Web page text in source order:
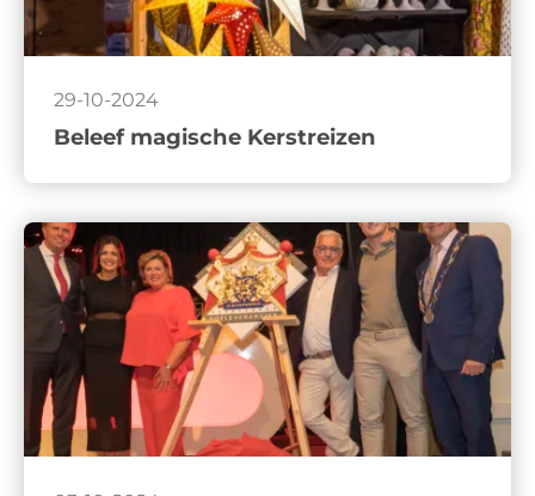
29-10-2024
Beleef magische Kerstreizen